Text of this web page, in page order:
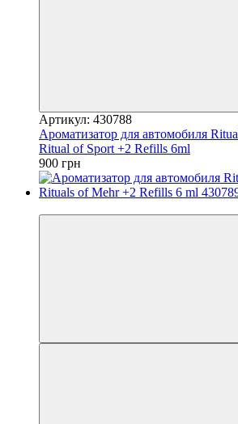
Артикул: 430788
Ароматизатор для автомобиля
Ritual of Sport +2 Refills 6ml
900 грн